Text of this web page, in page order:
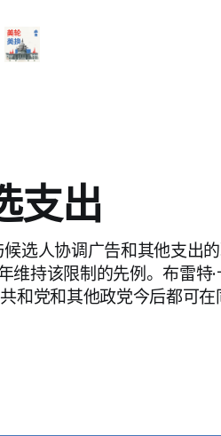
支出
选人协调广告和其他支出
维持该限制的先例。布雷特
和党和其他政党今后都可